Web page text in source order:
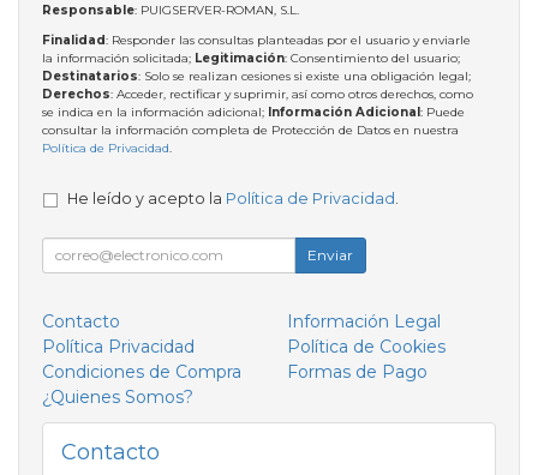
Responsable: PUIGSERVER-ROMAN, S.L.
Finalidad: Responder las consultas planteadas por el usuario y enviarle
la información solicitada; Legitimación: Consentimiento del usuario;
Destinatarios: Solo se realizan cesiones si existe una obligación legal;
Derechos: Acceder, rectificar y suprimir, así como otros derechos, como
se indica en la información adicional; Información Adicional: Puede
consultar la información completa de Protección de Datos en nuestra
Política de Privacidad.
He leído y acepto la Política de Privacidad
Enviar
Contacto
Información Legal
Política Privacidad
Política de Cookies
Condiciones de Compra
Formas de Pago
¿Quienes Somos?
Contacto